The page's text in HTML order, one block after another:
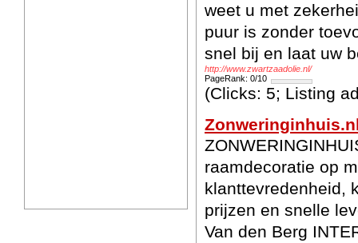
weet u met
puur is zonder
snel bij en laat uw
http://www.zwartzaadolie.nl/
PageRank: 0/10
(Clicks: 5; Listing
raamdecoratie op
klanttevredenheid,
prijzen en snelle
Van den Berg